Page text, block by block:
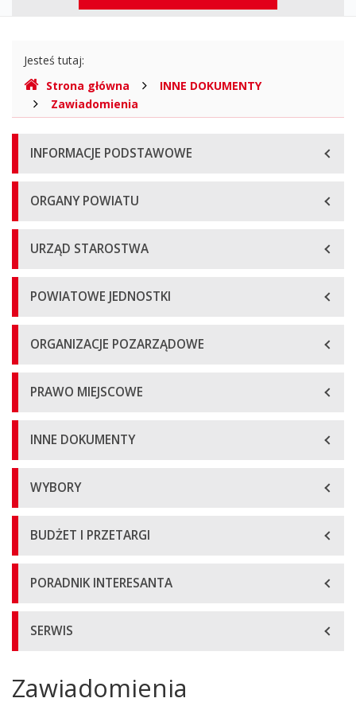
Gdzie
jesteśmy
Jesteś tutaj:
Strona główna
INNE DOKUMENTY
Zawiadomienia
Menu
główne
INFORMACJE PODSTAWOWE
ORGANY POWIATU
URZĄD STAROSTWA
POWIATOWE JEDNOSTKI
ORGANIZACJE POZARZĄDOWE
PRAWO MIEJSCOWE
INNE DOKUMENTY
WYBORY
BUDŻET I PRZETARGI
PORADNIK INTERESANTA
SERWIS
Główna
treść
Zawiadomienia